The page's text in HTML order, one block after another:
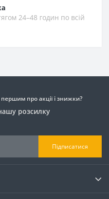
24–48 годин по всій
про акції і знижки?
розсилку
Підписатися